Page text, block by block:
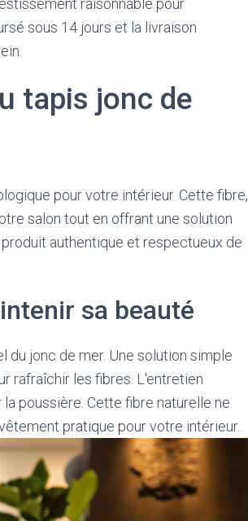
raisonnable pour
sous 14 jours et la livraison
tapis jonc de
pour votre intérieur. Cette fibre,
salon tout en offrant une solution
authentique et respectueux de
sa beauté
jonc de mer. Une solution simple
rafraîchir les fibres. L'entretien
poussière. Cette fibre naturelle ne
pratique pour votre intérieur.